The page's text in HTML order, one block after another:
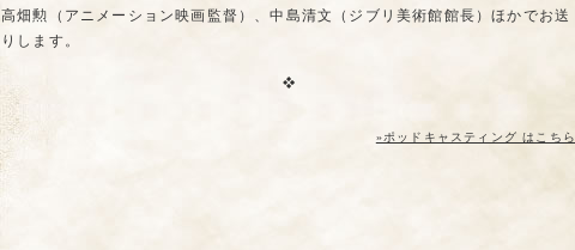
高畑勲（アニメーション映画監督）、中島清文（ジブリ美術館館長）ほかでお送
りします。
»ポッドキャスティング はこちら